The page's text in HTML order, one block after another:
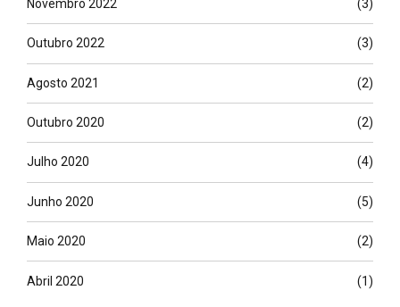
Novembro 2022 (3)
Outubro 2022 (3)
Agosto 2021 (2)
Outubro 2020 (2)
Julho 2020 (4)
Junho 2020 (5)
Maio 2020 (2)
Abril 2020 (1)